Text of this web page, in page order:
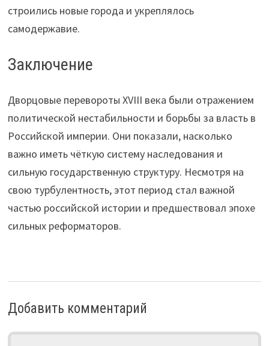
строились новые города и укреплялось
самодержавие.
Заключение
Дворцовые перевороты XVIII века были отражением
политической нестабильности и борьбы за власть в
Российской империи. Они показали, насколько
важно иметь чёткую систему наследования и
сильную государственную структуру. Несмотря на
свою турбулентность, этот период стал важной
частью российской истории и предшествовал эпохе
сильных реформаторов.
Добавить комментарий